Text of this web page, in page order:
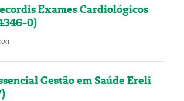
Exames Cardiológicos
0)
Gestão em Saúde Ereli